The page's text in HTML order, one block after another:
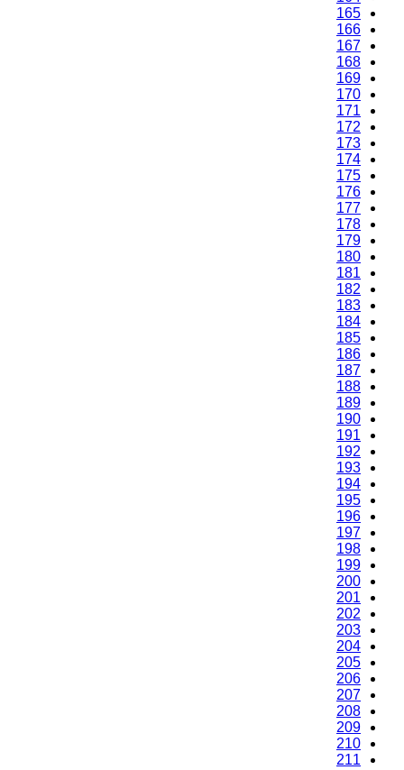
165
166
167
168
169
170
171
172
173
174
175
176
177
178
179
180
181
182
183
184
185
186
187
188
189
190
191
192
193
194
195
196
197
198
199
200
201
202
203
204
205
206
207
208
209
210
211